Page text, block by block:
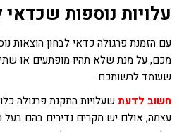
עלויות נוספות
עם הזמנת פרגולה כדאי לבחון הוצאות
מכם, על מנת שלא תהיו מופתעים או
שעומד לרשותכם.
חשוב לדעת שעלויות התקנת פרגולה
עצמה, אולם יש מקרים נדירים בהם בעל